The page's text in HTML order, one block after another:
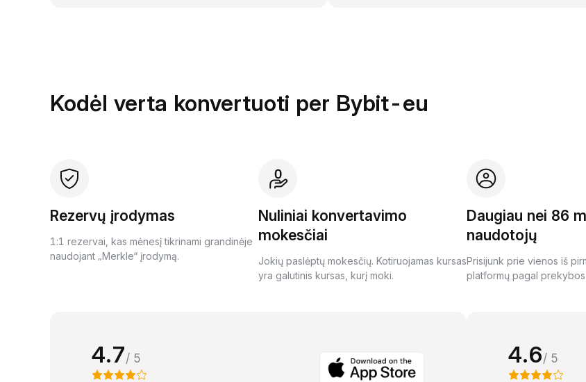
Kodėl verta konvertuoti per Bybit-eu
Rezervų įrodymas
1:1 rezervai, kas mėnesį tikrinami grandinėje
naudojant „Merkle“ įrodymą.
Nuliniai konvertavimo
mokesčiai
Jokių paslėptų mokesčių. Kotiruojamas kursas
yra galutinis kursas, kurį moki.
Daugiau nei 86
naudotojų
Prisijunk prie vienos iš
platformų pagal prekybos
4.7/ 5 4.6/ 5